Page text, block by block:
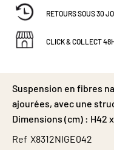
RETOURS SOUS 30
CLICK & COLLECT
Suspension en fibres
ajourées, avec une
Dimensions (cm) : H42
Ref X8312NIGE042